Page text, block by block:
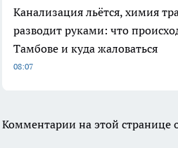
Канализация льётся, химия
разводит руками: что
Тамбове и куда жаловаться
08:07
Комментарии на этой странице